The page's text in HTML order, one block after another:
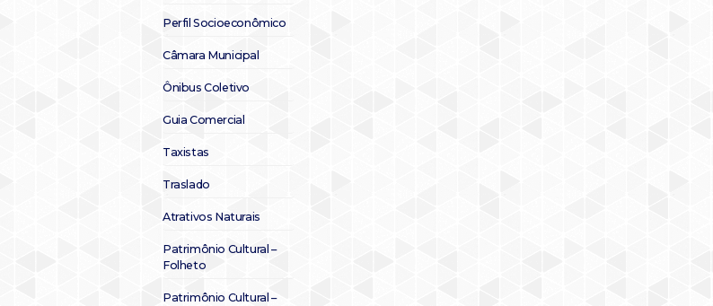
Perfil Socioeconômico
Câmara Municipal
Ônibus Coletivo
Guia Comercial
Taxistas
Traslado
Atrativos Naturais
Patrimônio Cultural –
Folheto
Patrimônio Cultural –